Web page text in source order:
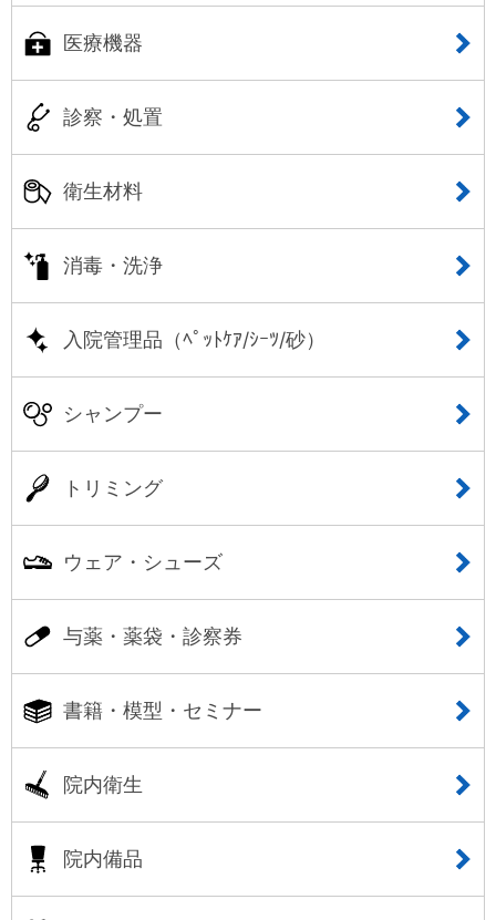
医療機器
診察・処置
衛生材料
消毒・洗浄
入院管理品（ﾍﾟｯﾄｹｱ/ｼｰﾂ/砂）
シャンプー
トリミング
ウェア・シューズ
与薬・薬袋・診察券
書籍・模型・セミナー
院内衛生
院内備品